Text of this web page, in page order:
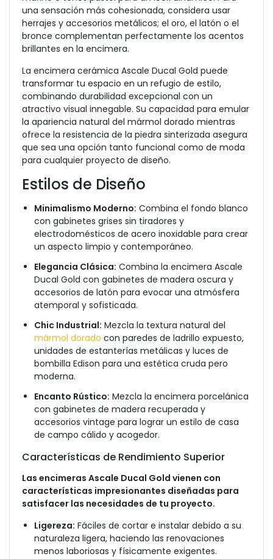
una sensación más cohesionada, considera usar
herrajes y accesorios metálicos; el oro, el latón o el
bronce complementan perfectamente los acentos
brillantes en la encimera.
La encimera cerámica Ascale Ducal Gold puede
transformar tu espacio en un refugio de estilo,
combinando durabilidad excepcional con un
atractivo visual innegable. Su capacidad para emular
la apariencia natural del mármol dorado mientras
ofrece la resistencia de la piedra sinterizada asegura
que sea una opción tanto funcional como de moda
para cualquier proyecto de diseño.
Estilos de Diseño
Minimalismo Moderno: Combina el fondo blanco
con gabinetes grises sin tiradores y
electrodomésticos de acero inoxidable para crear
un aspecto limpio y contemporáneo.
Elegancia Clásica: Combina la encimera Ascale
Ducal Gold con gabinetes de madera oscura y
accesorios de latón para evocar una atmósfera
atemporal y sofisticada.
Chic Industrial: Mezcla la textura natural del
mármol dorado con paredes de ladrillo expuesto,
unidades de estanterías metálicas y luces de
bombilla Edison para una estética cruda pero
moderna.
Encanto Rústico: Mezcla la encimera porcelánica
con gabinetes de madera recuperada y
accesorios vintage para lograr un estilo de casa
de campo cálido y acogedor.
Características de Rendimiento Superior
Las encimeras Ascale Ducal Gold vienen con
características impresionantes diseñadas para
satisfacer las necesidades de tu proyecto.
Ligereza: Fáciles de cortar e instalar debido a su
naturaleza ligera, haciendo las renovaciones
menos laboriosas y físicamente exigentes.